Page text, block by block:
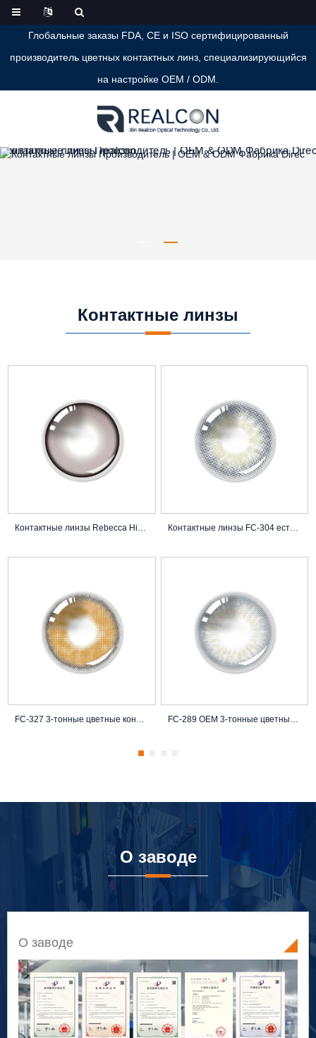
Глобальные заказы FDA, CE и ISO сертифицированный
производитель цветных контактных линз, специализирующийся
на настройке OEM / ODM.
Контактные линзы
Контактные линзы FC-304 естественного ви
О заводе
О заводе